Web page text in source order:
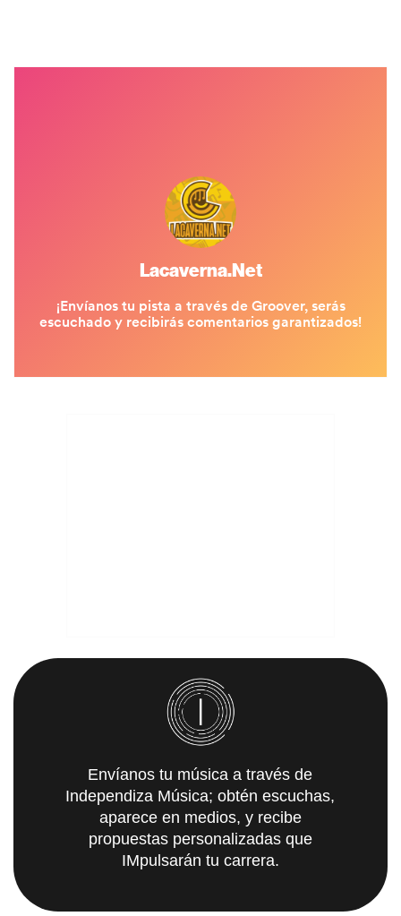
Envíanos tu música a través de
Independiza Música; obtén escuchas,
aparece en medios, y recibe
propuestas personalizadas que
IMpulsarán tu carrera.